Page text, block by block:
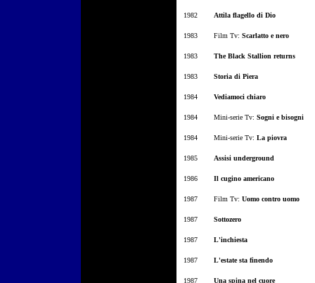
1982 Attila flagello di Dio
1983 Film Tv: Scarlatto e nero
1983 The Black Stallion returns
1983 Storia di Piera
1984 Vediamoci chiaro
1984 Mini-serie Tv: Sogni e bisogni
1984 Mini-serie Tv: La piovra
1985 Assisi underground
1986 Il cugino americano
1987 Film Tv: Uomo contro uomo
1987 Sottozero
1987 L'inchiesta
1987 L'estate sta finendo
1987 Una spina nel cuore